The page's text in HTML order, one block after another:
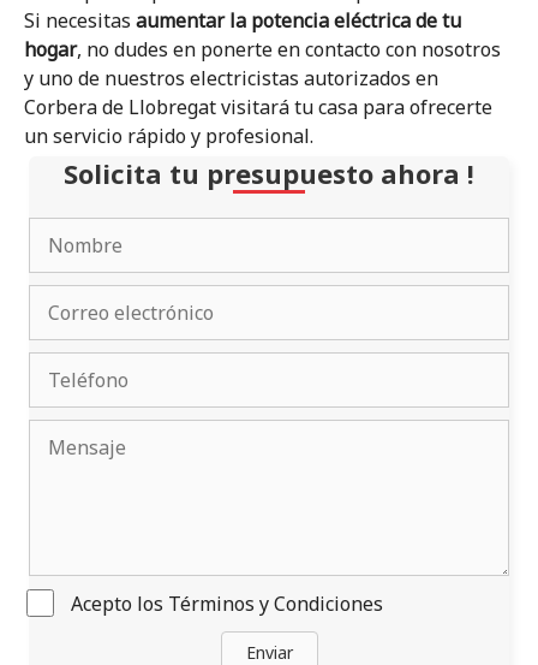
Si necesitas aumentar la potencia eléctrica de tu
hogar, no dudes en ponerte en contacto con nosotros
y uno de nuestros electricistas autorizados en
Corbera de Llobregat visitará tu casa para ofrecerte
un servicio rápido y profesional.
Solicita tu presupuesto ahora !
Acepto los Términos y Condiciones
Enviar